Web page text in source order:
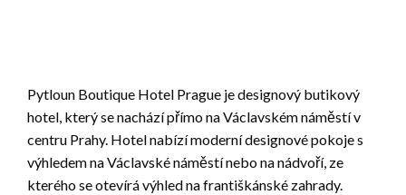
Pytloun Boutique Hotel Prague je designový butikový
hotel, který se nachází přímo na Václavském náměstí v
centru Prahy. Hotel nabízí moderní designové pokoje s
výhledem na Václavské náměstí nebo na nádvoří, ze
kterého se otevírá výhled na františkánské zahrady.